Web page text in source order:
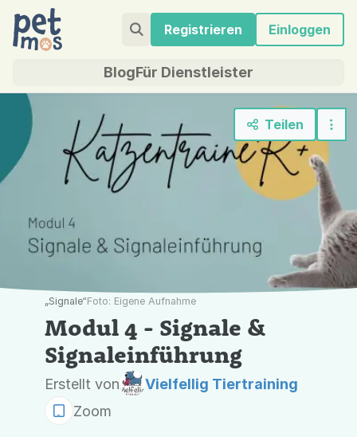
Registrieren Einloggen
BlogFür Dienstleister
Teilen
„Signale“Foto: Eigene Aufnahme
Modul 4 - Signale &
Signaleinführung
Erstellt von
Vielfellig Tiertraining
Zoom